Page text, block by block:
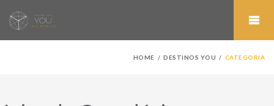
HOME DESTINOS YOU CATEGORIA